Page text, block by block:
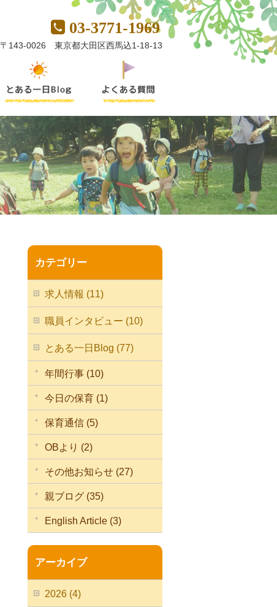
03-3771-1969
〒143-0026 東京都大田区西馬込1-18-13
カテゴリー
求人情報 (11)
職員インタビュー (10)
とある一日Blog (77)
年間行事 (10)
今日の保育 (1)
保育通信 (5)
OBより (2)
その他お知らせ (27)
親ブログ (35)
English Article (3)
アーカイブ
2026 (4)